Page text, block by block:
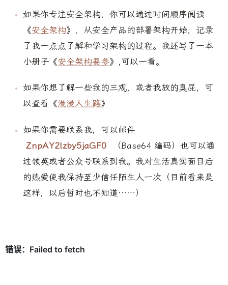
如果你专注安全架构，你可以通过时间顺序阅读
《安全架构》，从安全产品的部署架构开始，记录
了我一点点了解和学习架构的过程。我还写了一本
小册子《安全架构要参》,可以一看。
如果你想了解一些我的三观，或者我放的臭屁，可
以查看《漫漫人生路》
如果你需要联系我，可以邮件
ZnpAY2lzby5jaGF0
（Base64 编码）也可以通
过领英或者公众号联系到我。我对生活真实面目后
的热爱使我保持至少信任陌生人一次（目前看来是
这样，以后暂时也不知道……）